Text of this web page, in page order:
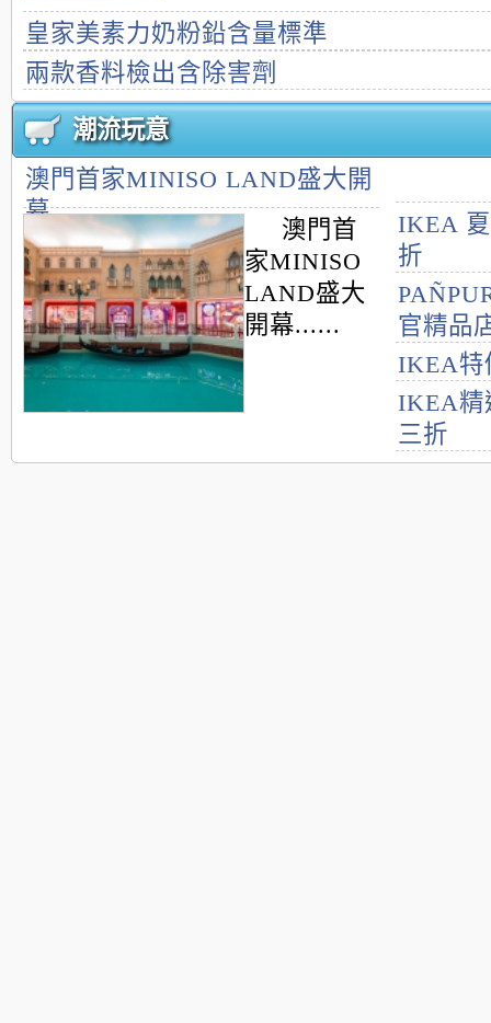
皇家美素力奶粉鉛含量標準
兩款香料檢出含除害劑
潮流玩意
澳門首家MINISO LAND盛大開
幕
澳門首
家MINISO
LAND盛大
開幕......
IKEA
折
官精品
IKEA特
IKEA精
三折